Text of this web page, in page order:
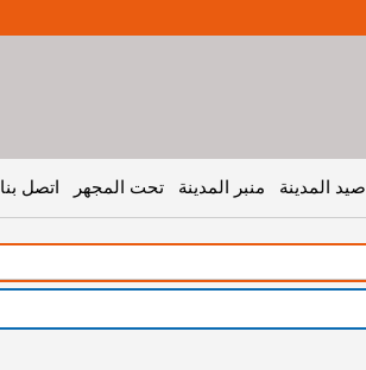
صيد المدينة منبر المدينة تحت المجهر اتصل بنا